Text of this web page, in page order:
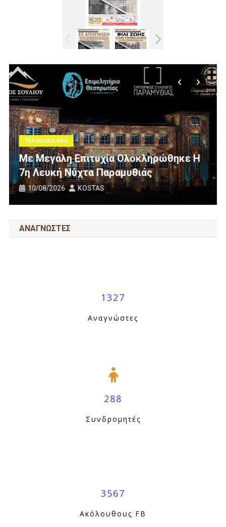
Η
Τελευταία Νέα
Νέα Σύνθεση Στο Δ.Σ. Του
Εργαζομένων ΟΤΑ
Από Παραίτηση Μέλους
07/08/2026 KOSTAS
ΑΝΑΓΝΩΣΤΕΣ
1327
Αναγνώστες
288
Συνδρομητές
3567
Ακόλουθους FB